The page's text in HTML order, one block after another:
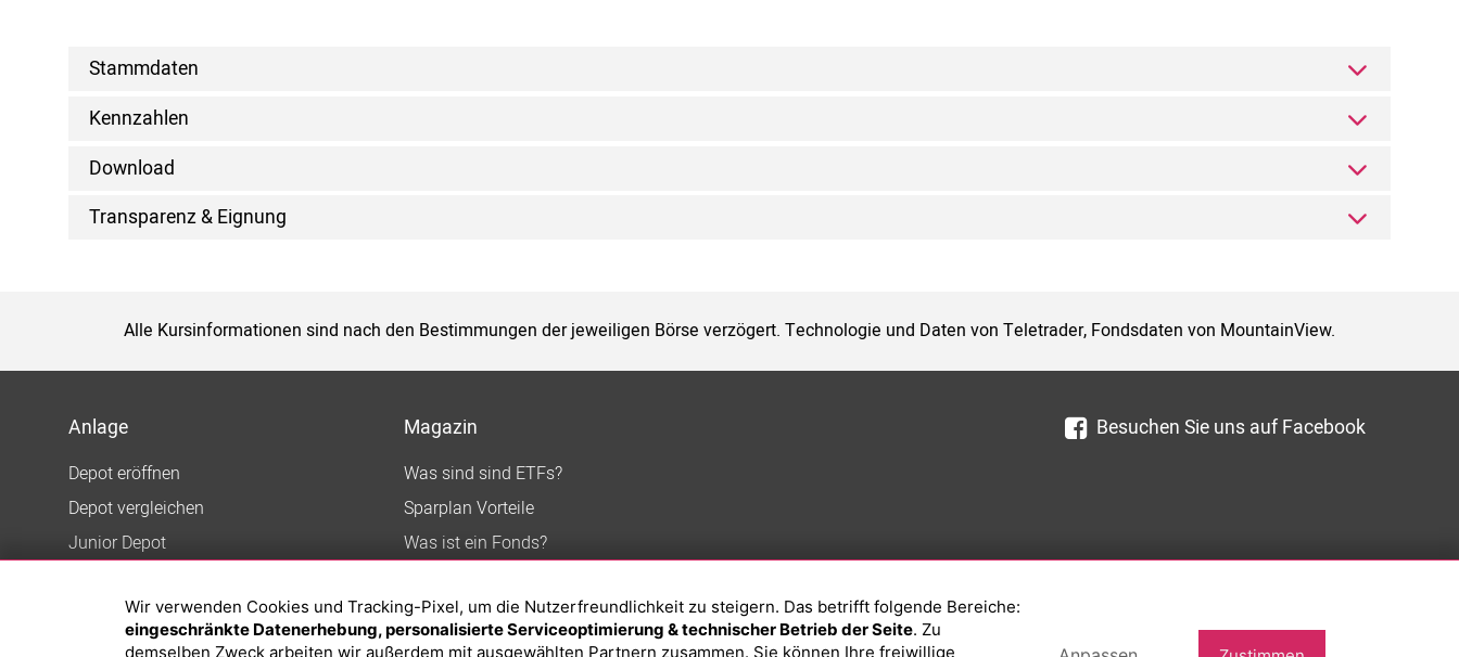
Stammdaten
Kennzahlen
Download
Transparenz & Eignung
Alle Kursinformationen sind nach den Bestimmungen der jeweiligen Börse verzögert. Technologie und Daten von Teletrader, Fondsdaten von MountainView.
Anlage
Depot eröffnen
Depot vergleichen
Junior Depot
Top-Fonds
Fonds-Suche
Magazin
Was sind sind ETFs?
Sparplan Vorteile
Was ist ein Fonds?
Besuchen Sie uns auf Facebook
Wir verwenden Cookies und Tracking-Pixel, um die Nutzerfreundlichkeit zu steigern. Das betrifft folgende Bereiche:
eingeschränkte Datenerhebung, personalisierte Serviceoptimierung & technischer Betrieb der Seite. Zu
demselben Zweck arbeiten wir außerdem mit ausgewählten Partnern zusammen. Sie können Ihre freiwillige